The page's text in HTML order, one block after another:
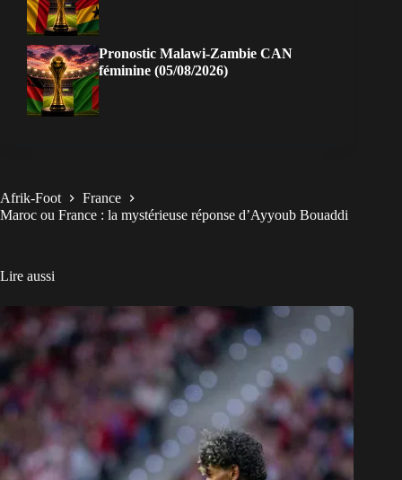
Pronostic Malawi-Zambie CAN
féminine (05/08/2026)
Afrik-Foot
France
Maroc ou France : la mystérieuse réponse d’Ayyoub Bouaddi
Lire aussi